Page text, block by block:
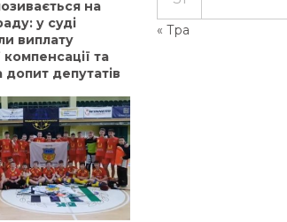
на
у суді
виплату
та
допит депутатів
« Тра